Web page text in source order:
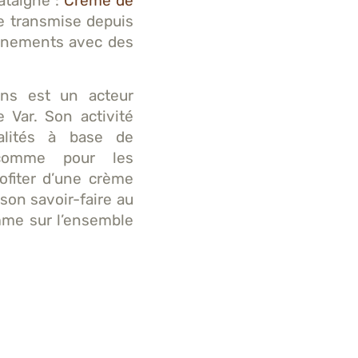
transmise depuis
avec des
est un acteur
Var. Son activité
à base de
pour les
d’une crème
savoir-faire au
sur l’ensemble